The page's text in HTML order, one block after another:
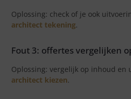
Oplossing: check of je ook
architect tekening.
Fout 3: offertes vergelijken
Oplossing: vergelijk op inhoud en
architect kiezen.